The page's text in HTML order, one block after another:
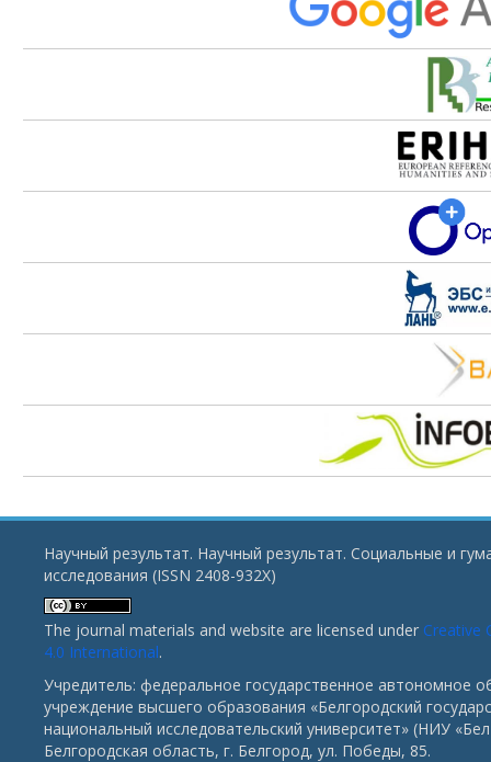
Научный результат. Научный результат. Социальные и
исследования (ISSN 2408-932X)
The journal materials and website are licensed under Creative
4.0 International.
Учредитель: федеральное государственное автономное
учреждение высшего образования «Белгородский
национальный исследовательский университет» (НИУ
Белгородская область, г. Белгород, ул. Победы, 85.